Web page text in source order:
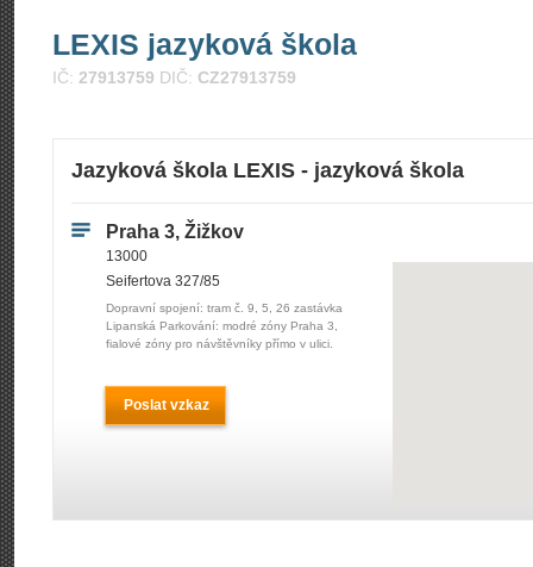
LEXIS jazyková škola
IČ: 27913759 DIČ: CZ27913759
Jazyková škola LEXIS - jazyková škola
Praha 3, Žižkov
13000
Seifertova 327/85
Dopravní spojení: tram č. 9, 5, 26 zastávka
Lipanská Parkování: modré zóny Praha 3,
fialové zóny pro návštěvníky přímo v ulici.
Poslat vzkaz